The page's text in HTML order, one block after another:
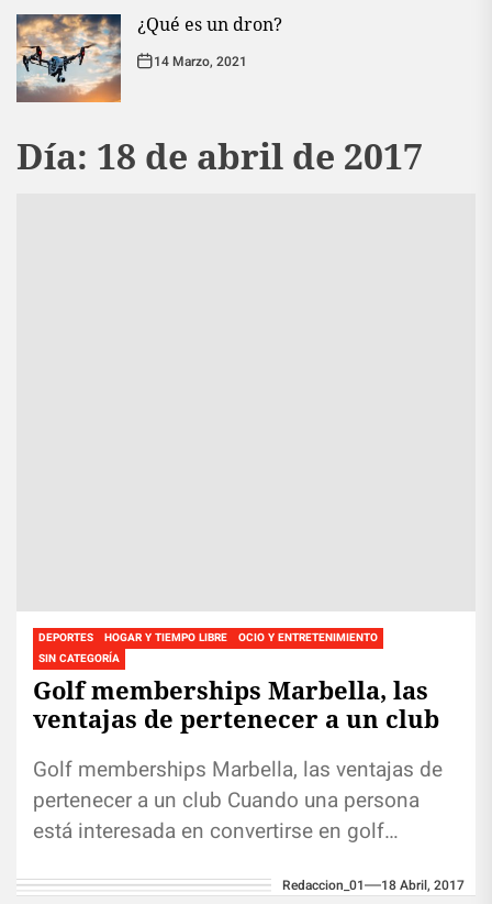
¿Qué es un dron?
14 Marzo, 2021
Día: 18 de abril de 2017
DEPORTES HOGAR Y TIEMPO LIBRE
OCIO Y ENTRETENIMIENTO
SIN CATEGORÍA
Golf memberships Marbella, las
ventajas de pertenecer a un club
Golf memberships Marbella, las ventajas de
pertenecer a un club Cuando una persona
está interesada en convertirse en golf
Redaccion_01 18 Abril, 2017